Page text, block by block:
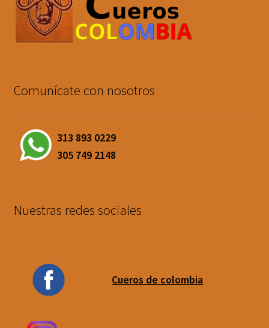
Comunícate con nosotros
313 893 0229
305 749 2148
Nuestras redes sociales
Cueros de colombia